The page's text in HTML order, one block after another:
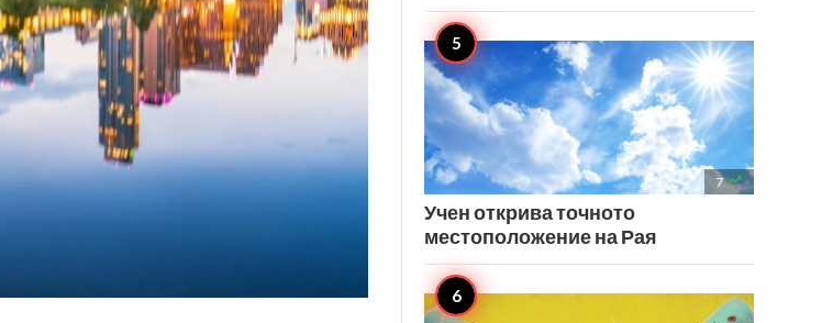
7 
Учен открива точното
местоположение на Рая